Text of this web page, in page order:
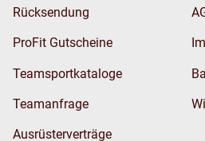
Rücksendung
ProFit Gutscheine
Teamsportkataloge
Teamanfrage
Ausrüsterverträge